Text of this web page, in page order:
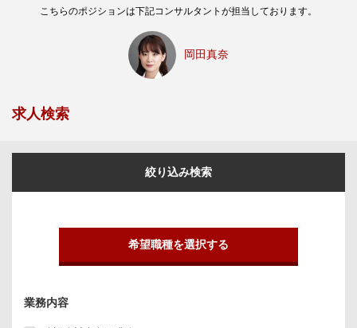
こちらのポジションは下記コンサルタントが担当しております。
岡田真奈
求人検索
絞り込み検索
希望職種を選択する
業務内容